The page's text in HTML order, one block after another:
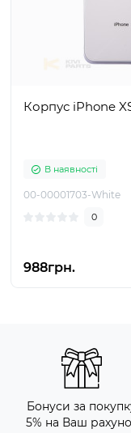
Корпус iPhone
В наявності
00-00001703-White
0
988грн.
Бонуси за
5% на Ваш